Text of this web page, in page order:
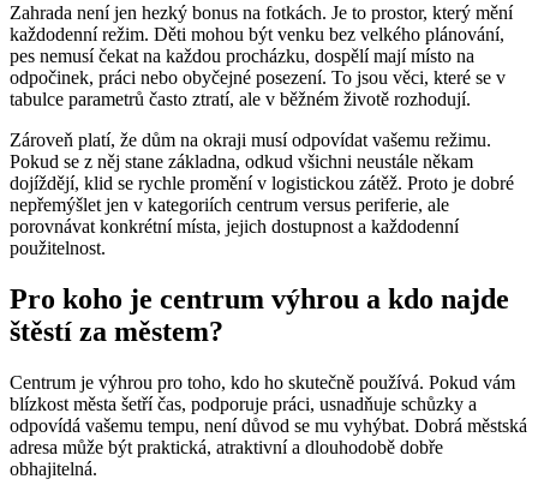
Zahrada není jen hezký bonus na fotkách. Je to prostor, který mění
každodenní režim. Děti mohou být venku bez velkého plánování,
pes nemusí čekat na každou procházku, dospělí mají místo na
odpočinek, práci nebo obyčejné posezení. To jsou věci, které se v
tabulce parametrů často ztratí, ale v běžném životě rozhodují.
Zároveň platí, že dům na okraji musí odpovídat vašemu režimu.
Pokud se z něj stane základna, odkud všichni neustále někam
dojíždějí, klid se rychle promění v logistickou zátěž. Proto je dobré
nepřemýšlet jen v kategoriích centrum versus periferie, ale
porovnávat konkrétní místa, jejich dostupnost a každodenní
použitelnost.
Pro koho je centrum výhrou a kdo najde
štěstí za městem?
Centrum je výhrou pro toho, kdo ho skutečně používá. Pokud vám
blízkost města šetří čas, podporuje práci, usnadňuje schůzky a
odpovídá vašemu tempu, není důvod se mu vyhýbat. Dobrá městská
adresa může být praktická, atraktivní a dlouhodobě dobře
obhajitelná.